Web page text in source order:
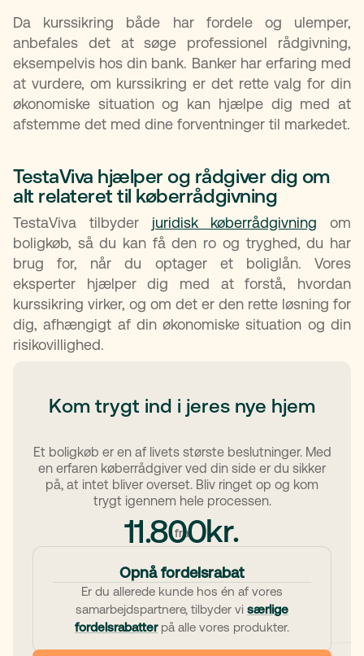
Da kurssikring både har fordele og ulemper,
anbefales det at søge professionel rådgivning,
eksempelvis hos din bank. Banker har erfaring med
at vurdere, om kurssikring er det rette valg for din
økonomiske situation og kan hjælpe dig med at
afstemme det med dine forventninger til markedet.
TestaViva hjælper og rådgiver dig om
alt relateret til køberrådgivning
TestaViva tilbyder juridisk køberrådgivning om
boligkøb, så du kan få den ro og tryghed, du har
brug for, når du optager et boliglån. Vores
eksperter hjælper dig med at forstå, hvordan
kurssikring virker, og om det er den rette løsning for
dig, afhængigt af din økonomiske situation og din
risikovillighed.
Kom trygt ind i jeres nye hjem
Et boligkøb er en af livets største beslutninger. Med
en erfaren køberrådgiver ved din side er du sikker
på, at intet bliver overset. Bliv ringet op og kom
trygt igennem hele processen.
fra
11.800kr.
Opnå fordelsrabat
Er du allerede kunde hos én af vores
samarbejdspartnere, tilbyder vi særlige
fordelsrabatterpå alle vores produkter.